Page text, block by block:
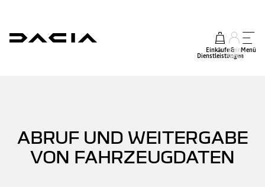
Einkäufe &
Dienstleistungen
mein
Konto
Menü
ABRUF UND WEITERGABE
VON FAHRZEUGDATEN